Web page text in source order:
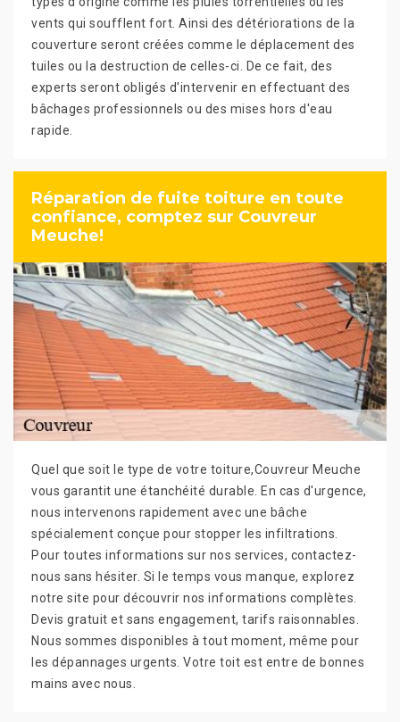
vents qui soufflent fort. Ainsi des détériorations de la
couverture seront créées comme le déplacement des
tuiles ou la destruction de celles-ci. De ce fait, des
experts seront obligés d'intervenir en effectuant des
bâchages professionnels ou des mises hors d'eau
rapide.
Réparation de fuite toiture en toute
confiance, comptez sur Couvreur
Meuche!
Quel que soit le type de votre toiture,Couvreur Meuche
vous garantit une étanchéité durable. En cas d'urgence,
nous intervenons rapidement avec une bâche
spécialement conçue pour stopper les infiltrations.
Pour toutes informations sur nos services, contactez-
nous sans hésiter. Si le temps vous manque, explorez
notre site pour découvrir nos informations complètes.
Devis gratuit et sans engagement, tarifs raisonnables.
Nous sommes disponibles à tout moment, même pour
les dépannages urgents. Votre toit est entre de bonnes
mains avec nous.